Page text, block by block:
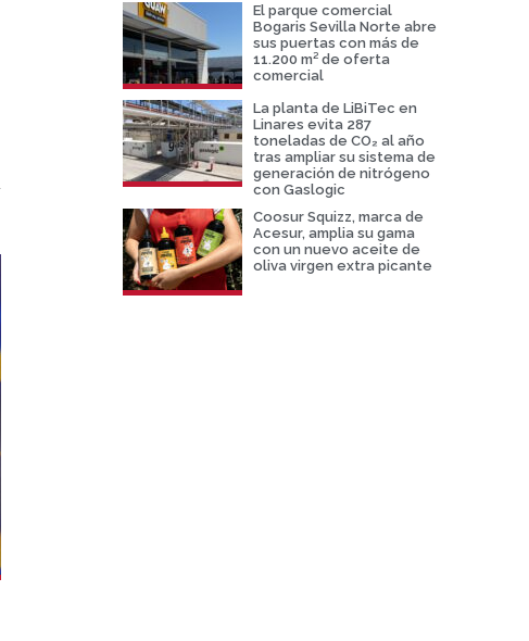
El parque comercial
Bogaris Sevilla Norte abre
sus puertas con más de
11.200 m² de oferta
comercial
La planta de LiBiTec en
Linares evita 287
toneladas de CO₂ al año
tras ampliar su sistema de
generación de nitrógeno
con Gaslogic
Coosur Squizz, marca de
Acesur, amplia su gama
con un nuevo aceite de
oliva virgen extra picante